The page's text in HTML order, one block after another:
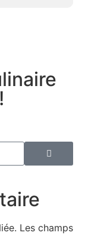
Les champs